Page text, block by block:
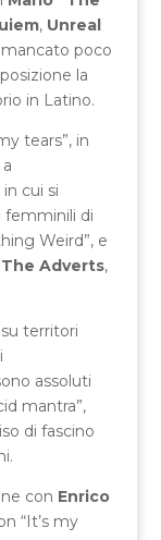
, Unreal
poco
la
in Latino.
tears”, in
cui si
di
Weird”, e
The Adverts,
territori
assoluti
mantra”,
di fascino
con Enrico
“It’s my